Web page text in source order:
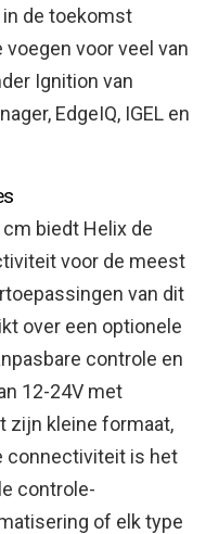
in de toekomst
voor veel van
Ignition van
EdgeIQ, IGEL en
biedt Helix de
voor de meest
van dit
over een optionele
controle en
12-24V met
zijn kleine formaat,
connectiviteit is het
controle-
of elk type